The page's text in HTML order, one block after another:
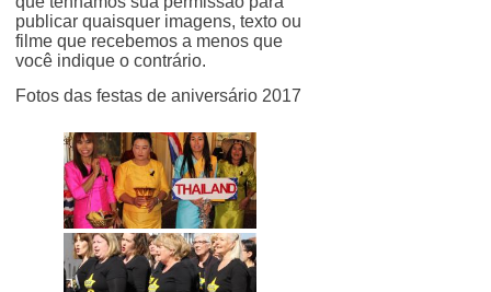
publicar quaisquer imagens, texto ou
filme que recebemos a menos que
você indique o contrário.
Fotos das festas de aniversário 2017